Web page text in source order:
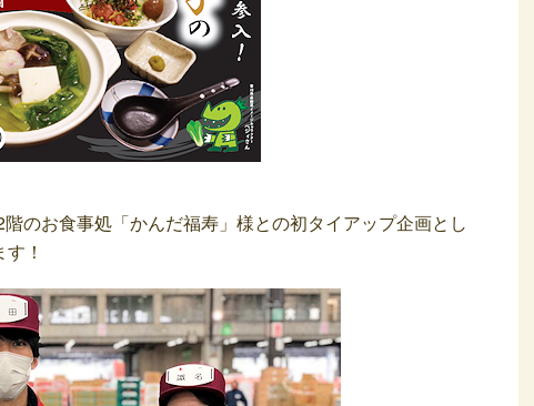
のお食事処「かんだ福寿」様との初タイアップ企画とし
！